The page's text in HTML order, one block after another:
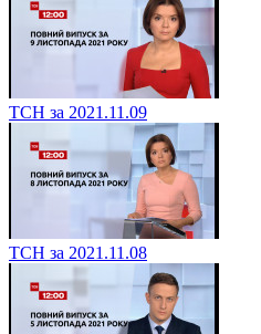
ТСН за 2021.11.09
ТСН за 2021.11.08